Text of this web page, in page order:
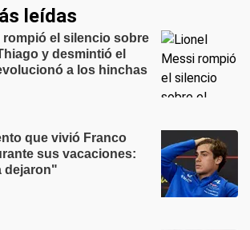
leídas
rompió el silencio sobre
y desmintió el
a los hinchas
que vivió Franco
sus vacaciones:
dejaron"